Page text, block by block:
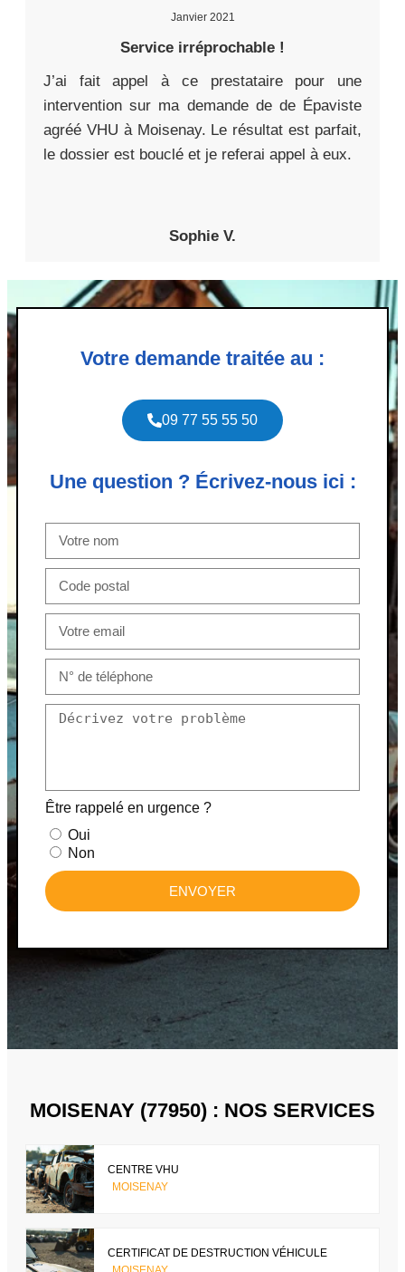
Janvier 2021
Service irréprochable !
J’ai fait appel à ce prestataire pour une
intervention sur ma demande de de Épaviste
agréé VHU à Moisenay. Le résultat est parfait,
le dossier est bouclé et je referai appel à eux.
Sophie V.
Votre demande traitée au :
09 77 55 55 50
Une question ? Écrivez-nous ici :
Être rappelé en urgence ?
Oui
Non
ENVOYER
MOISENAY (77950) : NOS SERVICES
CENTRE VHU
MOISENAY
CERTIFICAT DE DESTRUCTION VÉHICULE